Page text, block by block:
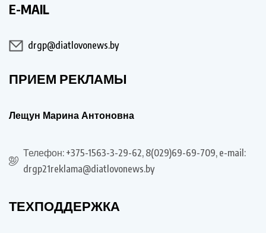
E-MAIL
drgp@diatlovonews.by
ПРИЕМ РЕКЛАМЫ
Лещун Марина Антоновна
Телефон: +375-1563-3-29-62, 8(029)69-69-709, e-mail:
drgp21reklama@diatlovonews.by
ТЕХПОДДЕРЖКА